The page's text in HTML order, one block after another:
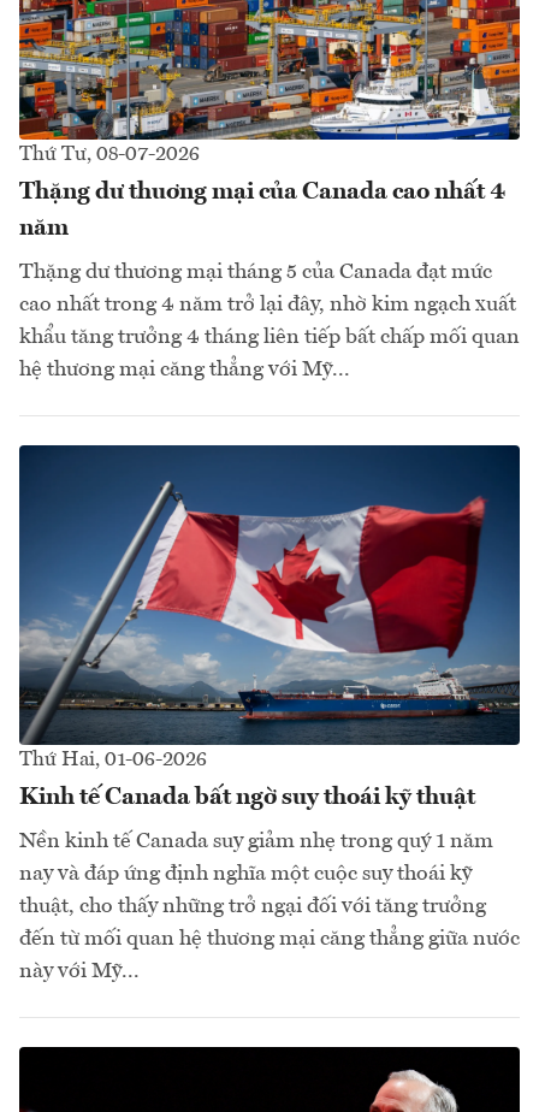
Thứ Tư, 08-07-2026
Thặng dư thuơng mại của Canada cao nhất 4
năm
Thặng dư thương mại tháng 5 của Canada đạt mức
cao nhất trong 4 năm trở lại đây, nhờ kim ngạch xuất
khẩu tăng trưởng 4 tháng liên tiếp bất chấp mối quan
hệ thương mại căng thẳng với Mỹ...
Thứ Hai, 01-06-2026
Kinh tế Canada bất ngờ suy thoái kỹ thuật
Nền kinh tế Canada suy giảm nhẹ trong quý 1 năm
nay và đáp ứng định nghĩa một cuộc suy thoái kỹ
thuật, cho thấy những trở ngại đối với tăng trưởng
đến từ mối quan hệ thương mại căng thẳng giữa nước
này với Mỹ...